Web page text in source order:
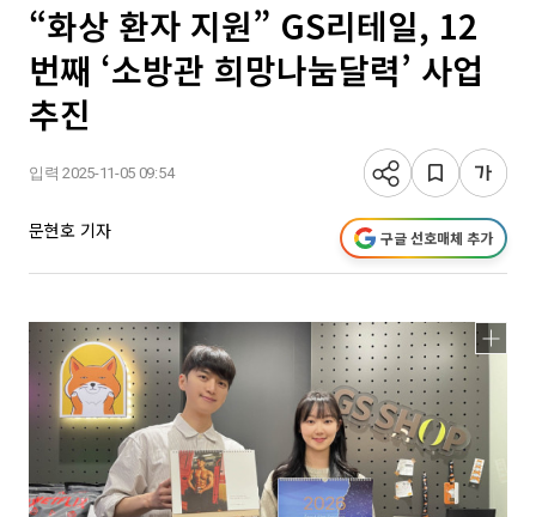
“화상 환자 지원” GS리테일, 12
번째 ‘소방관 희망나눔달력’ 사업
추진
입력 2025-11-05 09:54
문현호 기자 구글 선호매체 추가